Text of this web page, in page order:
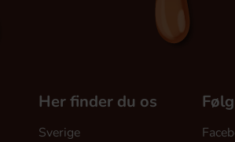
Her finder du os
Sverige